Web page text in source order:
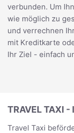
verbunden. Um
wie möglich zu
und verrechnen
mit Kreditkarte
Ihr Ziel - einfach
TRAVEL TAXI -
Travel Taxi